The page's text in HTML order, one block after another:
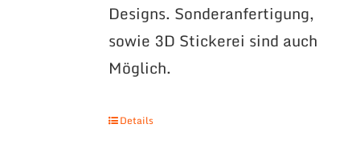
Designs. Sonderanfertigung,
sowie 3D Stickerei sind auch
Möglich.
Details